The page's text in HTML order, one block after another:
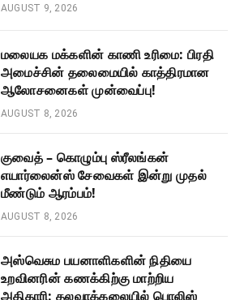
AUGUST 9, 2026
மலையக மக்களின் காணி உரிமை: பிரதி
அமைச்சின் தலைமையில் காத்திரமான
ஆலோசனைகள் முன்வைப்பு!
AUGUST 8, 2026
குவைத் – கொழும்பு ஸ்ரீலங்கன்
எயார்லைன்ஸ் சேவைகள் இன்று முதல்
மீண்டும் ஆரம்பம்!
AUGUST 8, 2026
அஸ்வெசும பயனாளிகளின் நிதியை
உறவினரின் கணக்கிற்கு மாற்றிய
அதிகாரி: தலவாக்கலையில் பொலிஸ்